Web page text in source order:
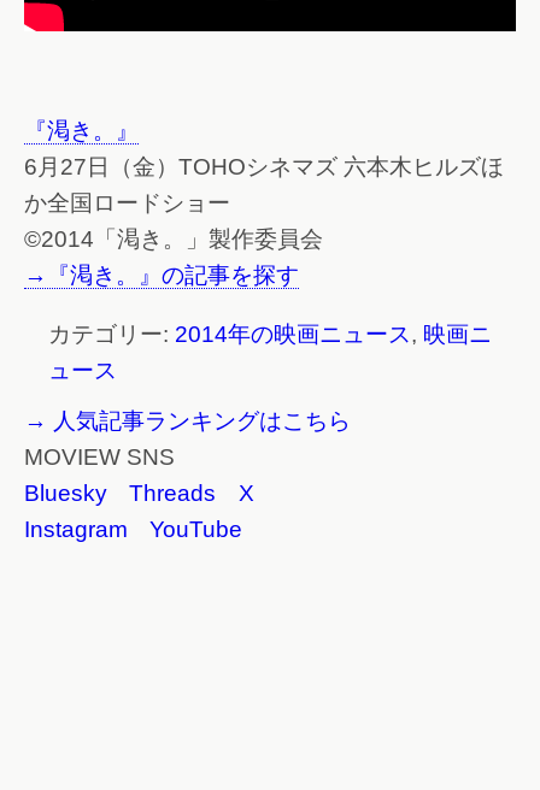
『渇き。』
6月27日（金）TOHOシネマズ 六本木ヒルズほ
か全国ロードショー
©2014「渇き。」製作委員会
→『渇き。』の記事を探す
カテゴリー: 2014年の映画ニュース, 映画ニ
ュース
→ 人気記事ランキングはこちら
MOVIEW SNS
Bluesky
Threads
X
Instagram
YouTube